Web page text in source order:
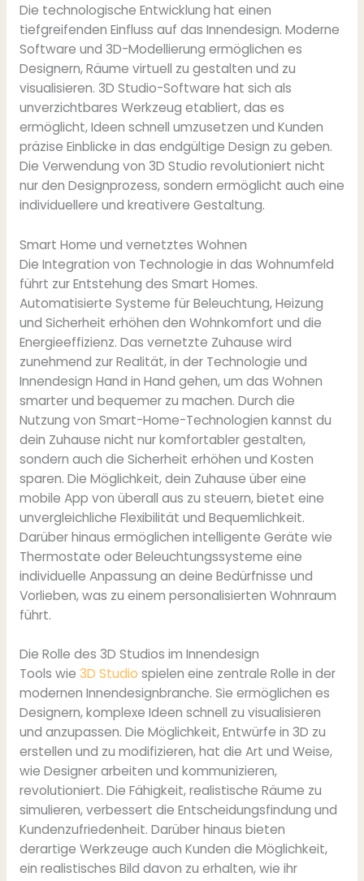
Die technologische Entwicklung hat einen
tiefgreifenden Einfluss auf das Innendesign. Moderne
Software und 3D-Modellierung ermöglichen es
Designern, Räume virtuell zu gestalten und zu
visualisieren. 3D Studio-Software hat sich als
unverzichtbares Werkzeug etabliert, das es
ermöglicht, Ideen schnell umzusetzen und Kunden
präzise Einblicke in das endgültige Design zu geben.
Die Verwendung von 3D Studio revolutioniert nicht
nur den Designprozess, sondern ermöglicht auch eine
individuellere und kreativere Gestaltung.
Smart Home und vernetztes Wohnen
Die Integration von Technologie in das Wohnumfeld
führt zur Entstehung des Smart Homes.
Automatisierte Systeme für Beleuchtung, Heizung
und Sicherheit erhöhen den Wohnkomfort und die
Energieeffizienz. Das vernetzte Zuhause wird
zunehmend zur Realität, in der Technologie und
Innendesign Hand in Hand gehen, um das Wohnen
smarter und bequemer zu machen. Durch die
Nutzung von Smart-Home-Technologien kannst du
dein Zuhause nicht nur komfortabler gestalten,
sondern auch die Sicherheit erhöhen und Kosten
sparen. Die Möglichkeit, dein Zuhause über eine
mobile App von überall aus zu steuern, bietet eine
unvergleichliche Flexibilität und Bequemlichkeit.
Darüber hinaus ermöglichen intelligente Geräte wie
Thermostate oder Beleuchtungssysteme eine
individuelle Anpassung an deine Bedürfnisse und
Vorlieben, was zu einem personalisierten Wohnraum
führt.
Die Rolle des 3D Studios im Innendesign
Tools wie 3D Studio spielen eine zentrale Rolle in der
modernen Innendesignbranche. Sie ermöglichen es
Designern, komplexe Ideen schnell zu visualisieren
und anzupassen. Die Möglichkeit, Entwürfe in 3D zu
erstellen und zu modifizieren, hat die Art und Weise,
wie Designer arbeiten und kommunizieren,
revolutioniert. Die Fähigkeit, realistische Räume zu
simulieren, verbessert die Entscheidungsfindung und
Kundenzufriedenheit. Darüber hinaus bieten
derartige Werkzeuge auch Kunden die Möglichkeit,
ein realistisches Bild davon zu erhalten, wie ihr